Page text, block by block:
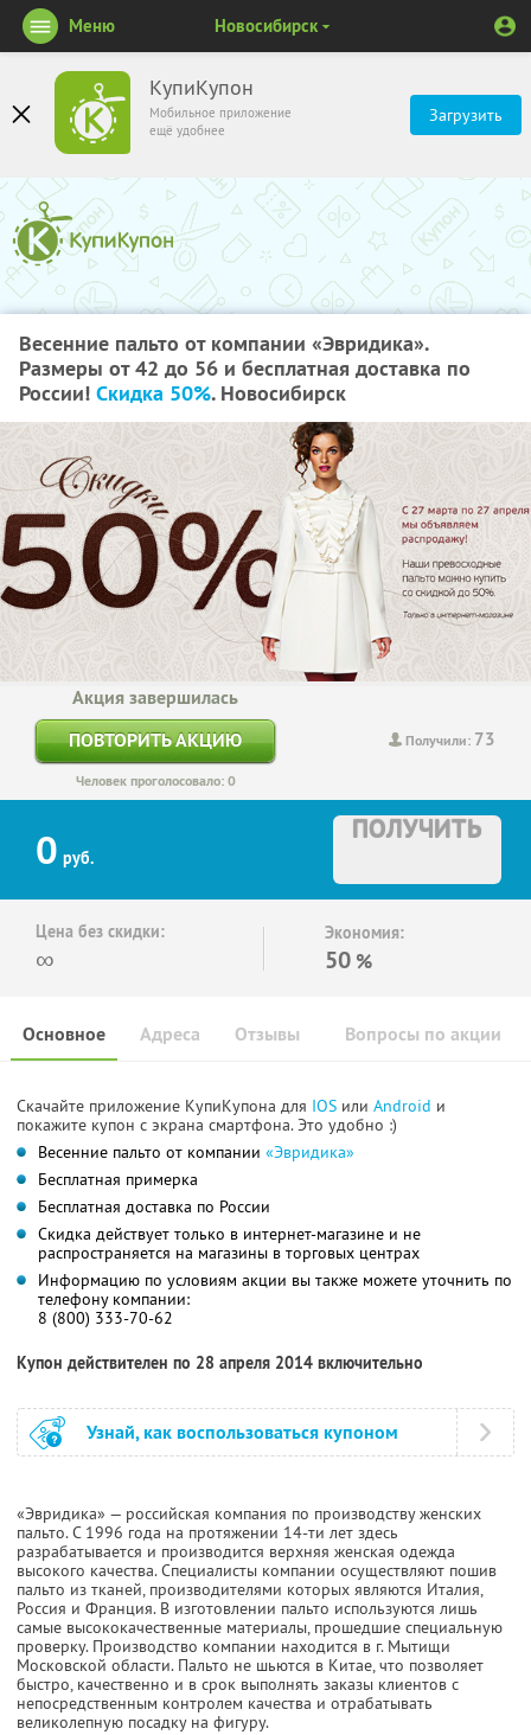
КупиКупон
Мобильное приложение
ещё удобнее
Загрузить
Меню Новосибирск
Весенние пальто от компании «Эвридика».
Размеры от 42 до 56 и бесплатная доставка по
России! Скидка 50%. Новосибирск
Получили: 73
Акция завершилась
ПОВТОРИТЬ АКЦИЮ
Человек проголосовало: 0
0 руб.
ПОЛУЧИТЬ
Цена без скидки:
∞
Экономия:
50 %
Основное Отзывы Вопросы по акции
Адреса
Скачайте приложение КупиКупона для IOS или Android и
покажите купон с экрана смартфона. Это удобно :)
Весенние пальто от компании «Эвридика»
Бесплатная примерка
Бесплатная доставка по России
Скидка действует только в интернет-магазине и не
распространяется на магазины в торговых центрах
Информацию по условиям акции вы также можете уточнить по
телефону компании:
8 (800) 333-70-62
Купон действителен по 28 апреля 2014 включительно
Узнай, как воспользоваться купоном
«Эвридика» — российская компания по производству женских
пальто. С 1996 года на протяжении 14-ти лет здесь
разрабатывается и производится верхняя женская одежда
высокого качества. Специалисты компании осуществляют пошив
пальто из тканей, производителями которых являются Италия,
Россия и Франция. В изготовлении пальто используются лишь
самые высококачественные материалы, прошедшие специальную
проверку. Производство компании находится в г. Мытищи
Московской области. Пальто не шьются в Китае, что позволяет
быстро, качественно и в срок выполнять заказы клиентов с
непосредственным контролем качества и отрабатывать
великолепную посадку на фигуру.